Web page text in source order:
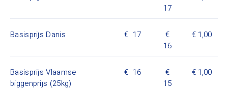
17
Basisprijs Danis
17
16
1,00
Basisprijs Vlaamse
biggenprijs (25kg)
16
15
1,00